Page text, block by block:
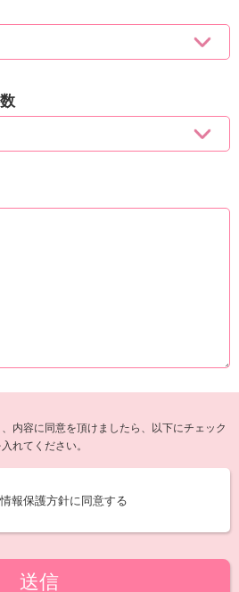
内容に同意を頂けましたら、以下にチェック
入れてください。
報保護方針に同意する